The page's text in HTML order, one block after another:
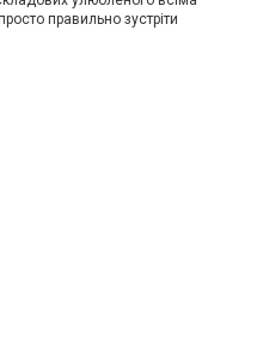
правильно зустріти